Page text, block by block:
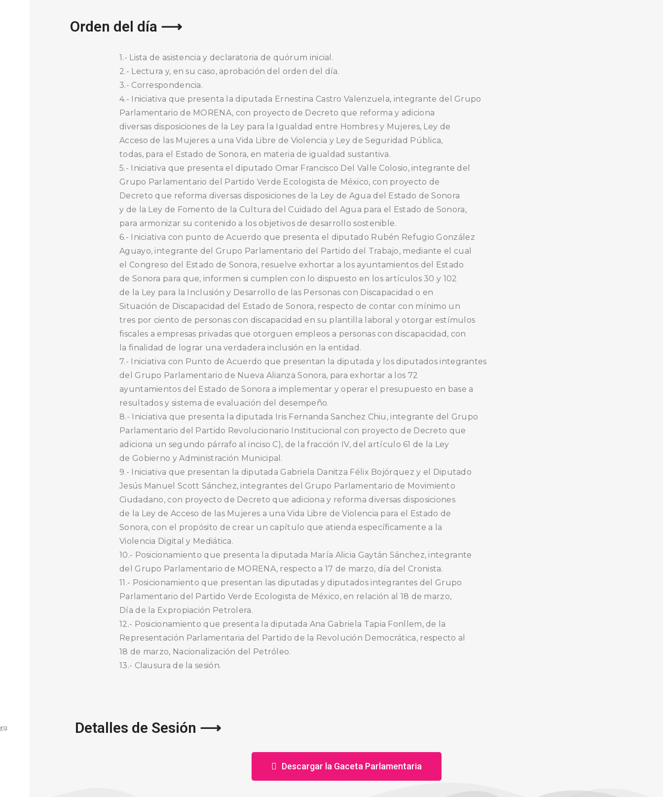
BUSCA AQUÍ
Orden del día ⟶
1.- Lista de asistencia y declaratoria de quórum inicial.
2.- Lectura y, en su caso, aprobación del orden del día.
3.- Correspondencia.
4.- Iniciativa que presenta la diputada Ernestina Castro Valenzuela, integrante del Grupo
Parlamentario de MORENA, con proyecto de Decreto que reforma y adiciona
diversas disposiciones de la Ley para la Igualdad entre Hombres y Mujeres, Ley de
Acceso de las Mujeres a una Vida Libre de Violencia y Ley de Seguridad Pública,
todas, para el Estado de Sonora, en materia de igualdad sustantiva.
5.- Iniciativa que presenta el diputado Omar Francisco Del Valle Colosio, integrante del
Grupo Parlamentario del Partido Verde Ecologista de México, con proyecto de
Decreto que reforma diversas disposiciones de la Ley de Agua del Estado de Sonora
y de la Ley de Fomento de la Cultura del Cuidado del Agua para el Estado de Sonora,
para armonizar su contenido a los objetivos de desarrollo sostenible.
6.- Iniciativa con punto de Acuerdo que presenta el diputado Rubén Refugio González
Aguayo, integrante del Grupo Parlamentario del Partido del Trabajo, mediante el cual
el Congreso del Estado de Sonora, resuelve exhortar a los ayuntamientos del Estado
de Sonora para que, informen si cumplen con lo dispuesto en los artículos 30 y 102
de la Ley para la Inclusión y Desarrollo de las Personas con Discapacidad o en
Situación de Discapacidad del Estado de Sonora, respecto de contar con mínimo un
tres por ciento de personas con discapacidad en su plantilla laboral y otorgar estímulos
fiscales a empresas privadas que otorguen empleos a personas con discapacidad, con
la finalidad de lograr una verdadera inclusión en la entidad.
7.- Iniciativa con Punto de Acuerdo que presentan la diputada y los diputados integrantes
del Grupo Parlamentario de Nueva Alianza Sonora, para exhortar a los 72
ayuntamientos del Estado de Sonora a implementar y operar el presupuesto en base a
resultados y sistema de evaluación del desempeño.
8.- Iniciativa que presenta la diputada Iris Fernanda Sanchez Chiu, integrante del Grupo
Parlamentario del Partido Revolucionario Institucional con proyecto de Decreto que
adiciona un segundo párrafo al inciso C), de la fracción IV, del artículo 61 de la Ley
de Gobierno y Administración Municipal.
9.- Iniciativa que presentan la diputada Gabriela Danitza Félix Bojórquez y el Diputado
Jesús Manuel Scott Sánchez, integrantes del Grupo Parlamentario de Movimiento
Ciudadano, con proyecto de Decreto que adiciona y reforma diversas disposiciones
de la Ley de Acceso de las Mujeres a una Vida Libre de Violencia para el Estado de
Sonora, con el propósito de crear un capítulo que atienda específicamente a la
Violencia Digital y Mediática.
10.- Posicionamiento que presenta la diputada María Alicia Gaytán Sánchez, integrante
del Grupo Parlamentario de MORENA, respecto a 17 de marzo, día del Cronista.
11.- Posicionamiento que presentan las diputadas y diputados integrantes del Grupo
Parlamentario del Partido Verde Ecologista de México, en relación al 18 de marzo,
Día de la Expropiación Petrolera.
12.- Posicionamiento que presenta la diputada Ana Gabriela Tapia Fonllem, de la
Representación Parlamentaria del Partido de la Revolución Democrática, respecto al
18 de marzo, Nacionalización del Petróleo.
13.- Clausura de la sesión.
Detalles de Sesión ⟶
Descargar la Gaceta Parlamentaria